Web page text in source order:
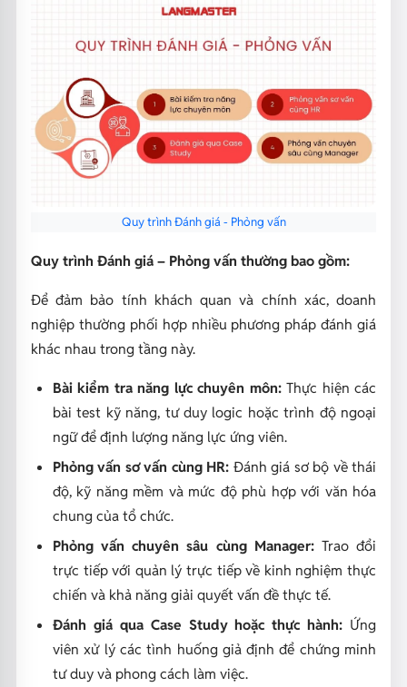
Quy trình Đánh giá - Phỏng vấn
Quy trình Đánh giá – Phỏng vấn thường bao gồm:
Để đảm bảo tính khách quan và chính xác, doanh
nghiệp thường phối hợp nhiều phương pháp đánh giá
khác nhau trong tầng này.
Bài kiểm tra năng lực chuyên môn:Thực hiện các
bài test kỹ năng, tư duy logic hoặc trình độ ngoại
ngữ để định lượng năng lực ứng viên.
Phỏng vấn sơ vấn cùng HR: Đánh giá sơ bộ về thái
độ, kỹ năng mềm và mức độ phù hợp với văn hóa
chung của tổ chức.
Phỏng vấn chuyên sâu cùng Manager:Trao đổi
trực tiếp với quản lý trực tiếp về kinh nghiệm thực
chiến và khả năng giải quyết vấn đề thực tế.
Đánh giá qua Case Study hoặc thực hành: Ứng
viên xử lý các tình huống giả định để chứng minh
tư duy và phong cách làm việc.